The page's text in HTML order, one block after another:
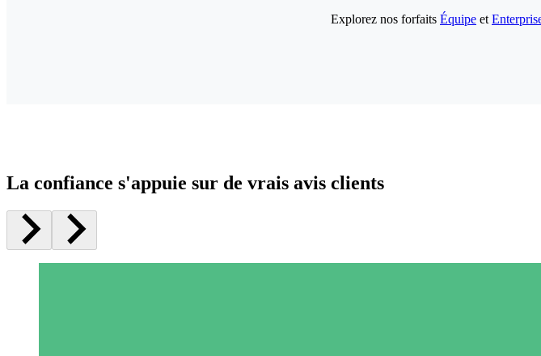
Explorez nos forfaits Équipe et
La confiance s'appuie sur de vrais avis clients